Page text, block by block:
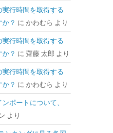
91.22 (2026-08-08
ちら)
行時間を取得する
？ にかわむら より
行時間を取得する
？ に齋藤 太郎 より
行時間を取得する
？ にかわむら より
ポートについて、
より